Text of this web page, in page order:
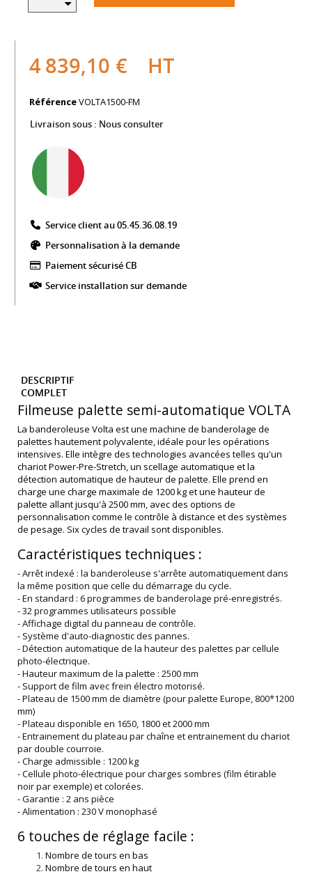
4 839,10 € HT
RéférenceVOLTA1500-FM
Livraison sous : Nous consulter
Service client au 05.45.36.08.19​
Personnalisation à la demande
Paiement sécurisé CB​
Service installation sur demande
DESCRIPTIF
COMPLET
Filmeuse palette semi-automatique VOLTA
La banderoleuse Volta est une machine de banderolage de
palettes hautement polyvalente, idéale pour les opérations
intensives. Elle intègre des technologies avancées telles qu'un
chariot Power-Pre-Stretch, un scellage automatique et la
détection automatique de hauteur de palette. Elle prend en
charge une charge maximale de 1200 kg et une hauteur de
palette allant jusqu'à 2500 mm, avec des options de
personnalisation comme le contrôle à distance et des systèmes
de pesage. Six cycles de travail sont disponibles.
Caractéristiques techniques :
- Arrêt indexé : la banderoleuse s'arrête automatiquement dans
la même position que celle du démarrage du cycle.
- En standard : 6 programmes de banderolage pré-enregistrés.
- 32 programmes utilisateurs possible
- Affichage digital du panneau de contrôle.
- Système d'auto-diagnostic des pannes.
- Détection automatique de la hauteur des palettes par cellule
photo-électrique.
- Hauteur maximum de la palette : 2500 mm
- Support de film avec frein électro motorisé.
- Plateau de 1500 mm de diamètre (pour palette Europe, 800*1200
mm)
- Plateau disponible en 1650, 1800 et 2000 mm
- Entrainement du plateau par chaîne et entrainement du chariot
par double courroie.
- Charge admissible : 1200 kg
- Cellule photo-électrique pour charges sombres (film étirable
noir par exemple) et colorées.
- Garantie : 2 ans pièce
- Alimentation : 230 V monophasé
6 touches de réglage facile :
Nombre de tours en bas
Nombre de tours en haut